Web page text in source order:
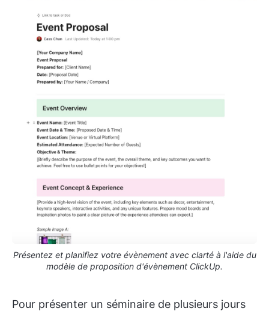
Présentez et planifiez votre évènement avec clarté à l'aide du
modèle de proposition d'évènement ClickUp.
Pour présenter un séminaire de plusieurs jours